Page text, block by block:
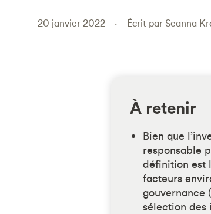
20 janvier 2022 Écrit par Seanna
À retenir
Bien que
responsable
définition est
facteurs
gouvernance
sélection des